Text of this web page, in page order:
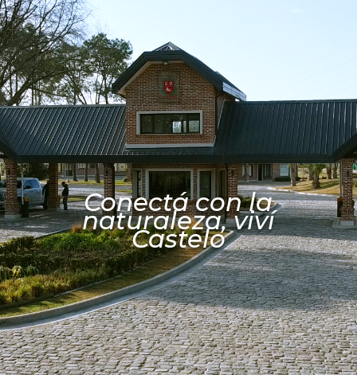
Conectá con la
naturaleza, viví
Castelo